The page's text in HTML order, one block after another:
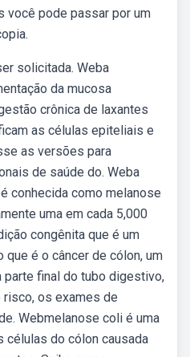
você pode passar por um
solicitada. Weba
da mucosa
crônica de laxantes
as células epiteliais e
as versões para
de saúde do. Weba
conhecida como melanose
uma em cada 5,000
congênita que é um
é o câncer de cólon, um
parte final do tubo digestivo,
os exames de
Webmelanose coli é uma
células do cólon causada